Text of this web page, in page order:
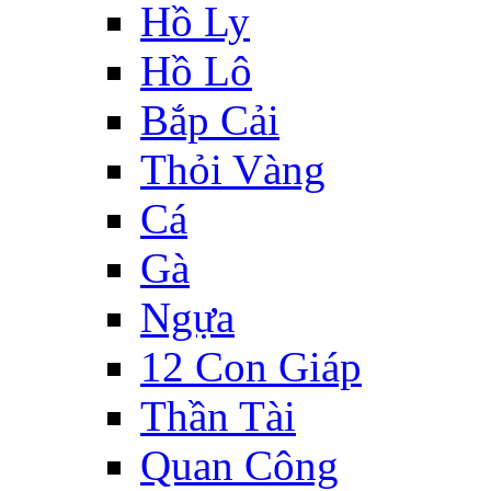
Hồ Ly
Hồ Lô
Bắp Cải
Thỏi Vàng
Cá
Gà
Ngựa
12 Con Giáp
Thần Tài
Quan Công